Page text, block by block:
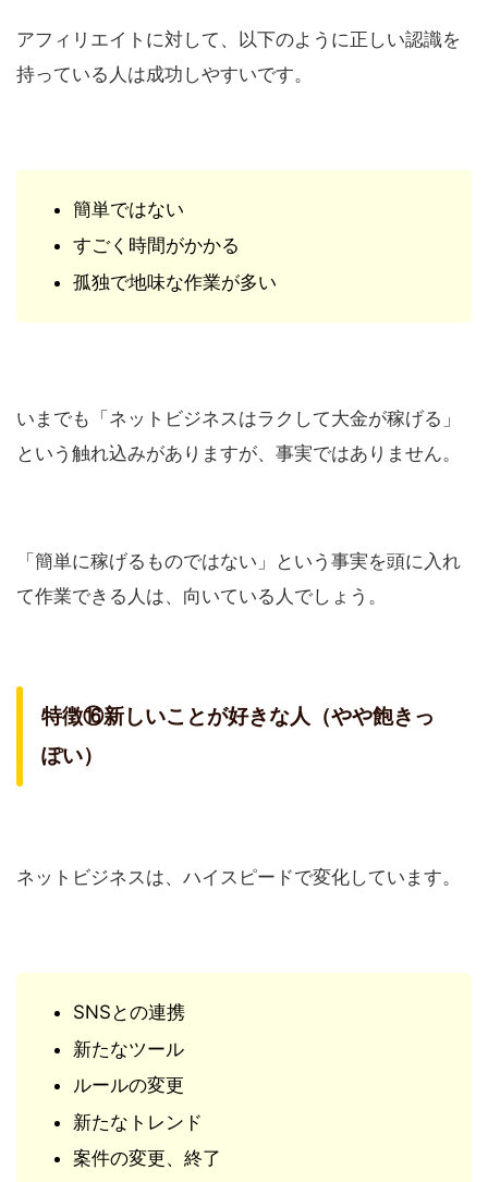
アフィリエイトに対して、以下のように正しい認識を
持っている人は成功しやすいです。
簡単ではない
すごく時間がかかる
孤独で地味な作業が多い
いまでも「ネットビジネスはラクして大金が稼げる」
という触れ込みがありますが、事実ではありません。
「簡単に稼げるものではない」という事実を頭に入れ
て作業できる人は、向いている人でしょう。
特徴⑯新しいことが好きな人（やや飽きっ
ぽい）
ネットビジネスは、ハイスピードで変化しています。
SNSとの連携
新たなツール
ルールの変更
新たなトレンド
案件の変更、終了